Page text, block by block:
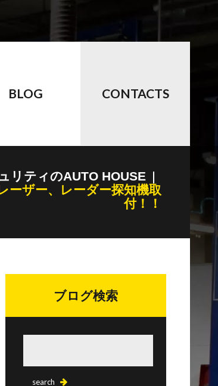
BLOG CONTACTS
リティのAUTO HOUSE
ーザー、レーダー探知機取
付！！
ブログ検索